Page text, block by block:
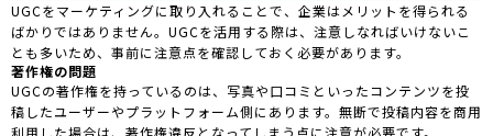
UGCをマーケティングに取り入れることで、企業はメリットを得られる
ばかりではありません。UGCを活用する際は、注意しなればいけないこ
とも多いため、事前に注意点を確認しておく必要があります。
著作権の問題
UGCの著作権を持っているのは、写真や口コミといったコンテンツを投
稿したユーザーやプラットフォーム側にあります。無断で投稿内容を商用